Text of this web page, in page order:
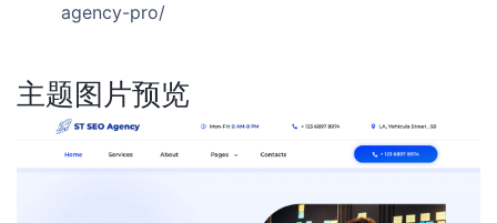
agency-pro/
主题图片预览